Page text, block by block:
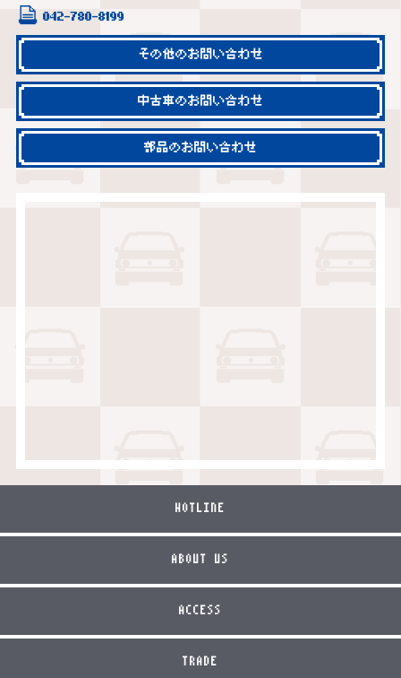
042-780-8199
その他のお問い合わせ
中古車のお問い合わせ
部品のお問い合わせ
HOTLINE
ABOUT US
ACCESS
TRADE